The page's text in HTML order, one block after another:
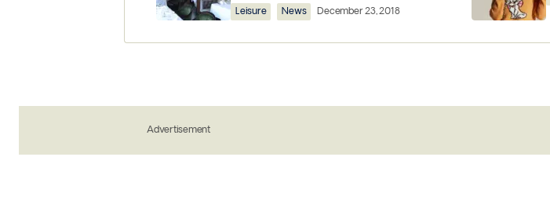
Save my name, email, and website in this browser for
Leisure News December 23, 2018
Advertisement